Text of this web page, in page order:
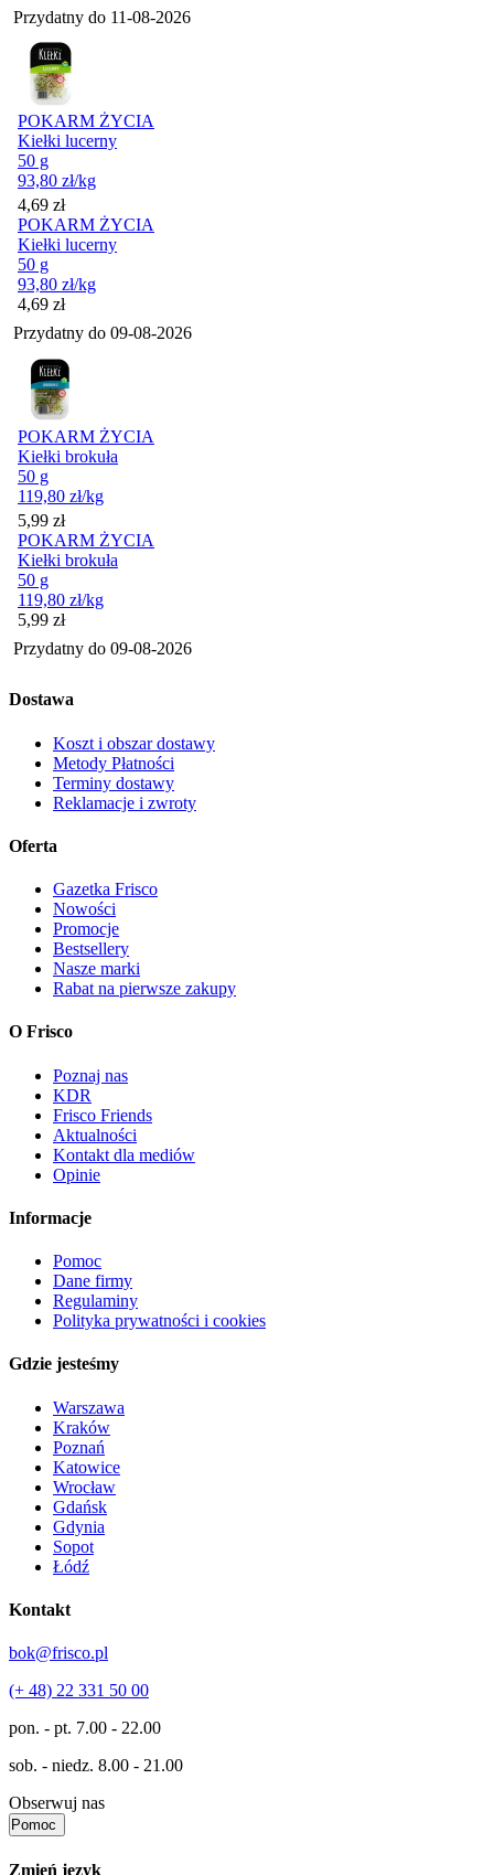
Przydatny do 11-08-2026
POKARM ŻYCIA
Kiełki lucerny
50 g
93,80 zł/kg
Cena
4,69 zł
POKARM ŻYCIA
Kiełki lucerny
50 g
93,80 zł/kg
Cena
4,69 zł
Przydatny do 09-08-2026
POKARM ŻYCIA
Kiełki brokuła
50 g
119,80 zł/kg
Cena
5,99 zł
POKARM ŻYCIA
Kiełki brokuła
50 g
119,80 zł/kg
Cena
5,99 zł
Przydatny do 09-08-2026
Dostawa
Koszt i obszar dostawy
Metody Płatności
Terminy dostawy
Reklamacje i zwroty
Oferta
Gazetka Frisco
Nowości
Promocje
Bestsellery
Nasze marki
Rabat na pierwsze zakupy
O Frisco
Poznaj nas
KDR
Frisco Friends
Aktualności
Kontakt dla mediów
Opinie
Informacje
Pomoc
Dane firmy
Regulaminy
Polityka prywatności i cookies
Gdzie jesteśmy
Warszawa
Kraków
Poznań
Katowice
Wrocław
Gdańsk
Gdynia
Sopot
Łódź
Kontakt
bok@frisco.pl
(+ 48) 22 331 50 00
pon. - pt. 7.00 - 22.00
sob. - niedz. 8.00 - 21.00
Obserwuj nas
Pomoc
Zmień język